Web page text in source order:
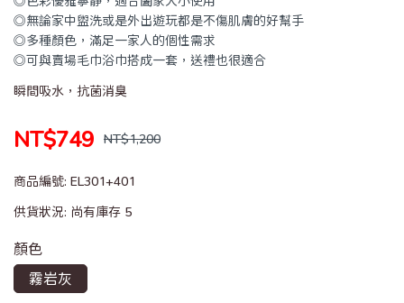
◎無論家中盥洗或是外出遊玩都是不傷肌膚的好幫手
◎多種顏色，滿足一家人的個性需求
◎可與賣場毛巾浴巾搭成一套，送禮也很適合
瞬間吸水，抗菌消臭
NT$749 NT$1,200
商品編號: EL301+401
供貨狀況: 尚有庫存 5
顏色
霧岩灰